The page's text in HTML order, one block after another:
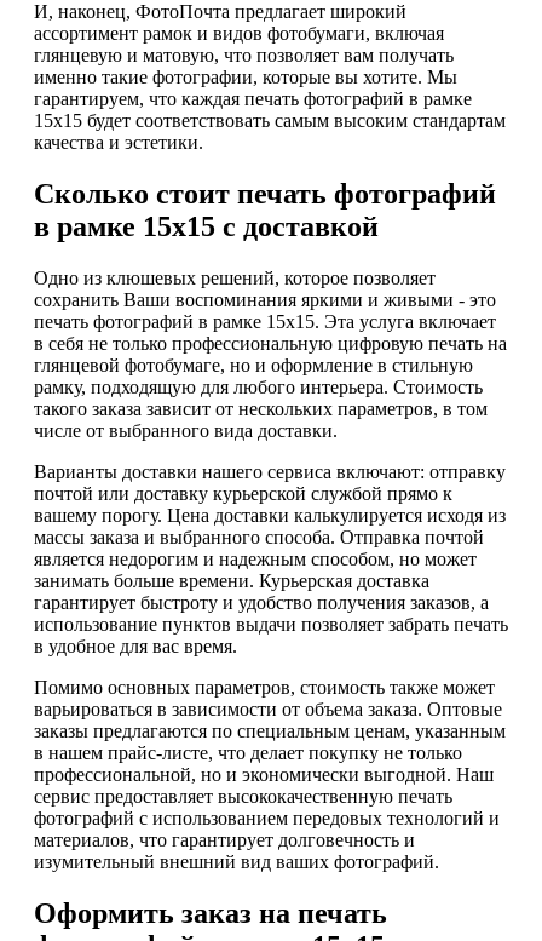
И, наконец, ФотоПочта предлагает широкий
ассортимент рамок и видов фотобумаги, включая
глянцевую и матовую, что позволяет вам получать
именно такие фотографии, которые вы хотите. Мы
гарантируем, что каждая печать фотографий в рамке
15х15 будет соответствовать самым высоким стандартам
качества и эстетики.
Сколько стоит печать фотографий
в рамке 15х15 с доставкой
Одно из клюшевых решений, которое позволяет
сохранить Ваши воспоминания яркими и живыми - это
печать фотографий в рамке 15х15. Эта услуга включает
в себя не только профессиональную цифровую печать на
глянцевой фотобумаге, но и оформление в стильную
рамку, подходящую для любого интерьера. Стоимость
такого заказа зависит от нескольких параметров, в том
числе от выбранного вида доставки.
Варианты доставки нашего сервиса включают: отправку
почтой или доставку курьерской службой прямо к
вашему порогу. Цена доставки калькулируется исходя из
массы заказа и выбранного способа. Отправка почтой
является недорогим и надежным способом, но может
занимать больше времени. Курьерская доставка
гарантирует быстроту и удобство получения заказов, а
использование пунктов выдачи позволяет забрать печать
в удобное для вас время.
Помимо основных параметров, стоимость также может
варьироваться в зависимости от объема заказа. Оптовые
заказы предлагаются по специальным ценам, указанным
в нашем прайс-листе, что делает покупку не только
профессиональной, но и экономически выгодной. Наш
сервис предоставляет высококачественную печать
фотографий с использованием передовых технологий и
материалов, что гарантирует долговечность и
изумительный внешний вид ваших фотографий.
Оформить заказ на печать